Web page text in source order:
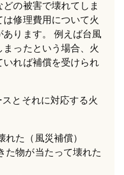
の被害で壊れてしま
修理費用について火
ります。 例えば台風
ったという場合、火
いれば補償を受けられ
とそれに対応する火
た（風災補償）
た物が当たって壊れた